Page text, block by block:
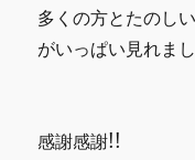
多くの方とたのし
がいっぱい見れま
感謝感謝!!